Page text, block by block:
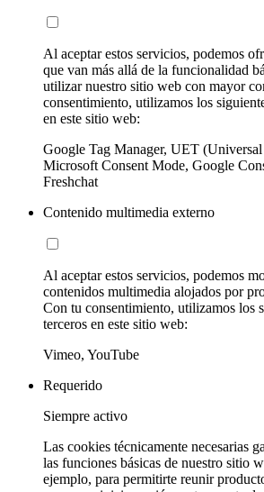
Al aceptar estos servicios, podemos
que van más allá de la funcionalidad
utilizar nuestro sitio web con mayor
consentimiento, utilizamos los
en este sitio web:
Google Tag Manager, UET
Microsoft Consent Mode, Google
Freshchat
Contenido multimedia externo
Al aceptar estos servicios, podemos
contenidos multimedia alojados por
Con tu consentimiento, utilizamos los
terceros en este sitio web:
Vimeo, YouTube
Requerido
Siempre activo
Las cookies técnicamente necesarias
las funciones básicas de nuestro sitio
ejemplo, para permitirte reunir